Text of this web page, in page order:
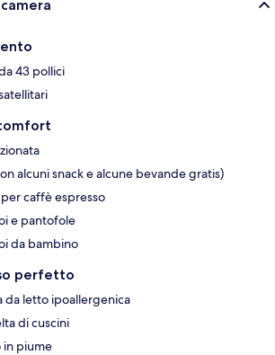
43 pollici
alcuni snack e alcune bevande gratis)
caffè espresso
e pantofole
da bambino
perfetto
da letto ipoallergenica
di cuscini
piume